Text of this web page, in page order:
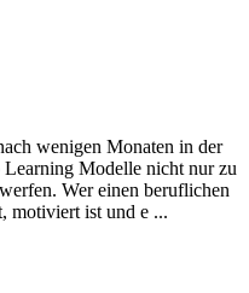
wenigen Monaten in der
Modelle nicht nur zu
Wer einen beruflichen
motiviert ist und e ...